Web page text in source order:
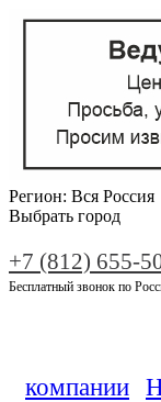
Регион: Вся Россия
Выбрать город
+7 (812) 655-
Бесплатный звонок по
компании